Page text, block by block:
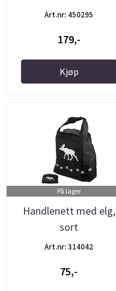
Art.nr: 450295
179,-
Kjøp
På lager
Handlenett med elg,
sort
Art.nr: 314042
75,-